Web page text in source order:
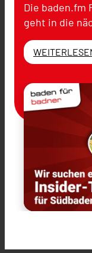
Die baden.fm
geht in die